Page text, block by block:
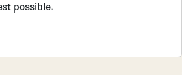
possible.